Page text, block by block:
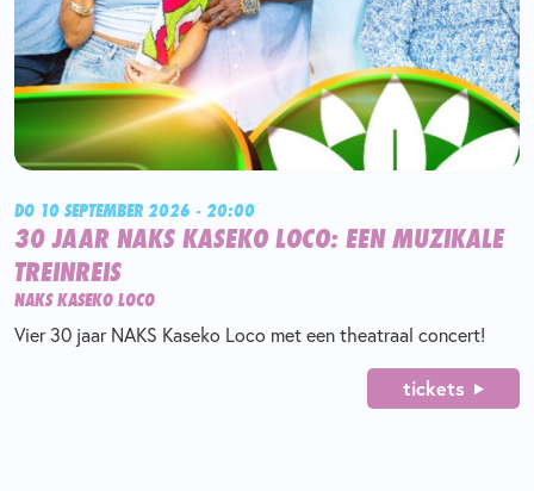
DO 10 SEPTEMBER 2026 - 20:00
30 JAAR NAKS KASEKO LOCO: EEN MUZIKALE
TREINREIS
NAKS KASEKO LOCO
Vier 30 jaar NAKS Kaseko Loco met een theatraal concert!
tickets